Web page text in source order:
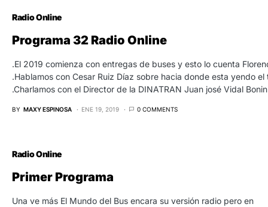
Radio Online
Programa 32 Radio Online
.El 2019 comienza con entregas de buses y esto lo cuenta
.Hablamos con Cesar Ruiz Díaz sobre hacia donde esta yendo
.Charlamos con el Director de la DINATRAN Juan josé Vidal Bonin
BY MAXY ESPINOSA ENE 19, 2019 0 COMMENTS
Radio Online
Primer Programa
Una ve más El Mundo del Bus encara su versión radio pero en